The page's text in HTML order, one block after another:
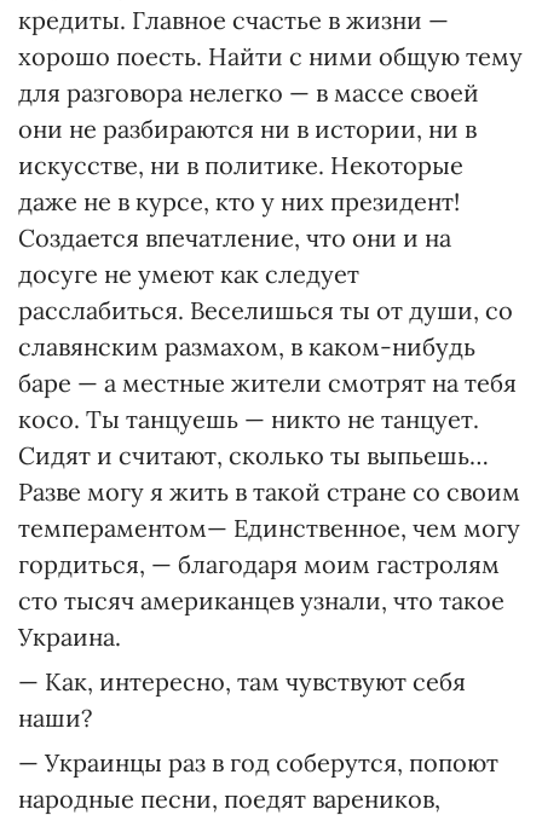
кредиты. Главное счастье в жизни —
хорошо поесть. Найти с ними общую тему
для разговора нелегко — в массе своей
они не разбираются ни в истории, ни в
искусстве, ни в политике. Некоторые
даже не в курсе, кто у них президент!
Создается впечатление, что они и на
досуге не умеют как следует
расслабиться. Веселишься ты от души, со
славянским размахом, в каком-нибудь
баре — а местные жители смотрят на тебя
косо. Ты танцуешь — никто не танцует.
Сидят и считают, сколько ты выпьешь…
Разве могу я жить в такой стране со своим
темпераментом— Единственное, чем могу
гордиться, — благодаря моим гастролям
сто тысяч американцев узнали, что такое
Украина.
— Как, интересно, там чувствуют себя
наши?
— Украинцы раз в год соберутся, попоют
народные песни, поедят вареников,